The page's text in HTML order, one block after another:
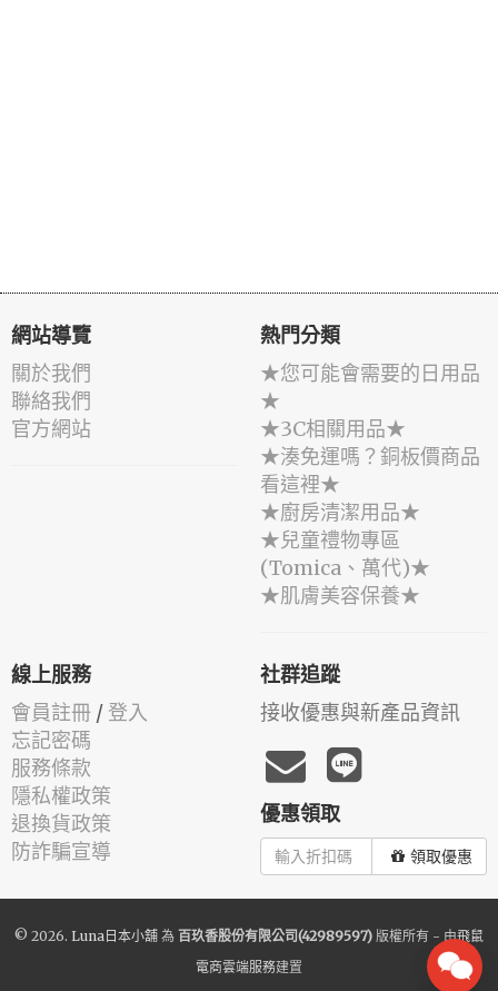
網站導覽
關於我們
聯絡我們
官方網站
熱門分類
★您可能會需要的日用品
★
★3C相關用品★
★湊免運嗎？銅板價商品
看這裡★
★廚房清潔用品★
★兒童禮物專區
(Tomica、萬代)★
★肌膚美容保養★
線上服務
會員註冊 / 登入
忘記密碼
服務條款
隱私權政策
退換貨政策
防詐騙宣導
社群追蹤
接收優惠與新產品資訊
優惠領取
領取優惠
© 2026. Luna日本小舖 為 百玖香股份有限公司(42989597) 版權所有 - 由飛鼠
電商雲端服務建置